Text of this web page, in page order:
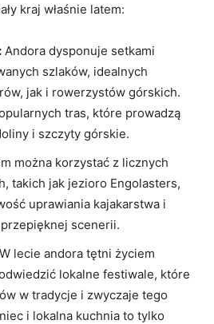
kraj właśnie latem:
Andora dysponuje setkami
szlaków, idealnych
jak i rowerzystów górskich.
tras, które prowadzą
i szczyty górskie.
można korzystać z licznych
takich jak jezioro Engolasters,
uprawiania kajakarstwa i
scenerii.
W lecie andora tętni życiem
lokalne‍ festiwale, które
w tradycje i zwyczaje tego
i lokalna kuchnia to tylko